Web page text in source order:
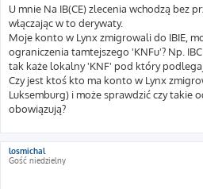
s
t
U mnie Na IB(CE) zlecenia wchodzą bez
włączając w to derywaty.
Moje konto w Lynx zmigrowali do IBIE,
ograniczenia tamtejszego 'KNFu'? Np.
tak każe lokalny 'KNF' pod który
Czy jest ktoś kto ma konto w Lynx
Luksemburg) i może sprawdzić czy takie
obowiązują?
losmichal
Gość niedzielny